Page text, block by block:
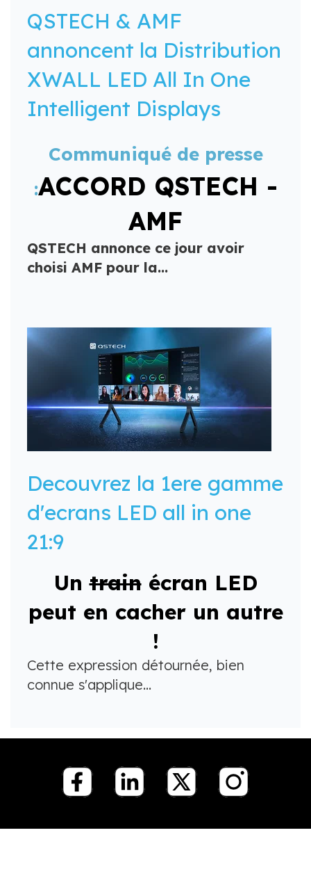
QSTECH & AMF
annoncent la Distribution
XWALL LED All In One
Intelligent Displays
Communiqué de presse
:ACCORD QSTECH -
AMF
QSTECH annonce ce jour avoir
choisi AMF pour la...
Decouvrez la 1ere gamme
d'ecrans LED all in one
21:9
Untrainécran LED
peut en cacher un autre
!
Cette expression détournée, bien
connue s'applique...